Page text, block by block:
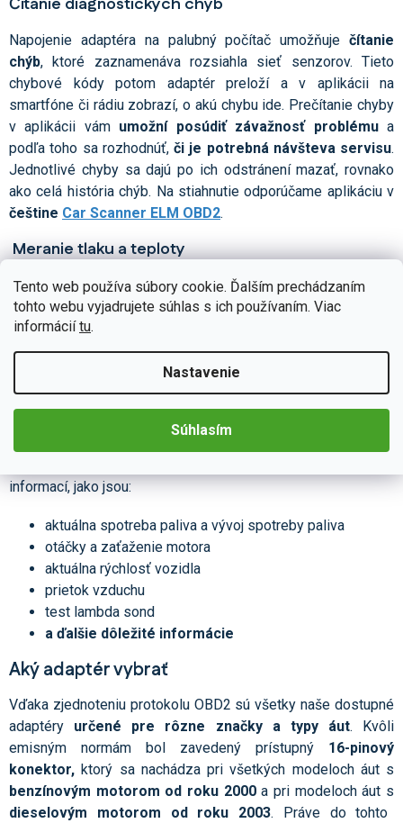
Tento web používa súbory cookie. Ďalším prechádzaním
tohto webu vyjadrujete súhlas s ich používaním. Viac
informáciítu.
Nastavenie
Súhlasím
Napojenie adaptéra na palubný počítač umožňuje čítanie
chýb, ktoré zaznamenáva rozsiahla sieť senzorov. Tieto
chybové kódy potom adaptér preloží a v aplikácii na
smartfóne či rádiu zobrazí, o akú chybu ide. Prečítanie chyby
v aplikácii vám umožní posúdiť závažnosť problémua
podľa toho sa rozhodnúť,či je potrebná návšteva servisu.
Jednotlivé chyby sa dajú po ich odstránení mazať, rovnako
ako celá história chýb. Na stiahnutie odporúčame aplikáciu v
češtine Car Scanner ELM OBD2.
Meranie tlaku a teploty
Dôležité pre údržbu vozidla sú aj údaje o tlaku a teplote.
Pomocou OBD2 autodiagnostického adaptéra možno
identifikovať
nasávaného vzduchu. Adaptér taktiež sledujetlak turba
Tieto informácie vám pomôžu napríklad k
spotreby paliva.
Čítanie ďalších potrebných informácií
informací, jako jsou:
aktuálna spotreba paliva a vývoj spotreby paliva
otáčky a zaťaženie motora
aktuálna rýchlosť vozidla
prietok vzduchu
test lambda sond
a ďalšie dôležité informácie
Aký adaptér vybrať
Vďaka zjednoteniu protokolu OBD2 sú všetky naše dostupné
adaptéry určené pre rôzne značky a typy áut. Kvôli
emisným normám bol zavedený prístupný 16-pinový
konektor, ktorý sa nachádza pri všetkých modeloch áut s
benzínovým motorom od roku 2000a pri modeloch áut s
dieselovým motorom od roku 2003. Práve do tohto